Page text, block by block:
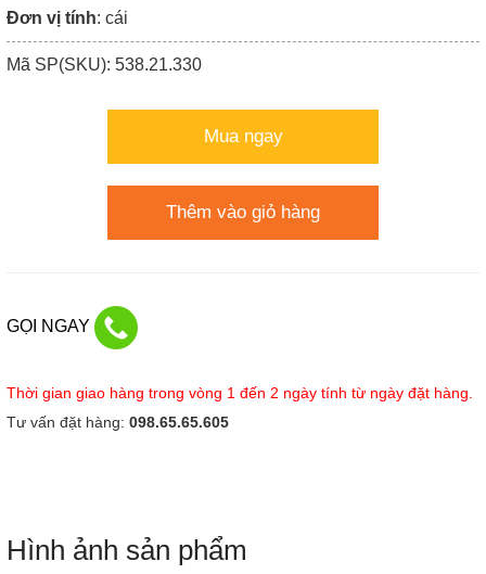
Đơn vị tính: cái
Mã SP(SKU): 538.21.330
Mua ngay
Thêm vào giỏ hàng
GỌI NGAY
Thời gian giao hàng trong vòng 1 đến 2 ngày tính từ ngày đặt hàng.
Tư vấn đặt hàng: 098.65.65.605
Hình ảnh sản phẩm